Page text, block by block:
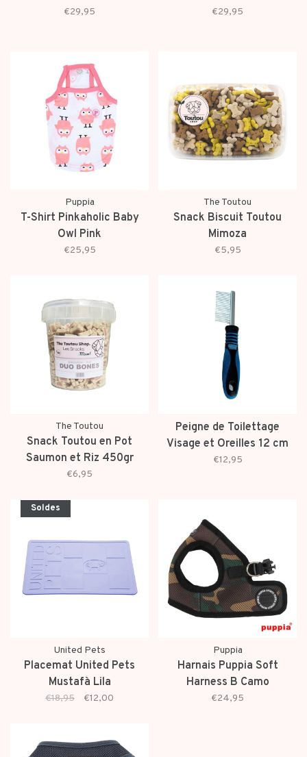
€29,95 €29,95
Puppia
T-Shirt Pinkaholic Baby
Owl Pink
€25,95
The Toutou
Snack Biscuit Toutou
Mimoza
€5,95
The Toutou
Snack Toutou en Pot
Saumon et Riz 450gr
€6,95
Peigne de Toilettage
Visage et Oreilles 12 cm
€12,95
Soldes
United Pets
Placemat United Pets
Mustafà Lila
€18,95 €12,00
Puppia
Harnais Puppia Soft
Harness B Camo
€24,95